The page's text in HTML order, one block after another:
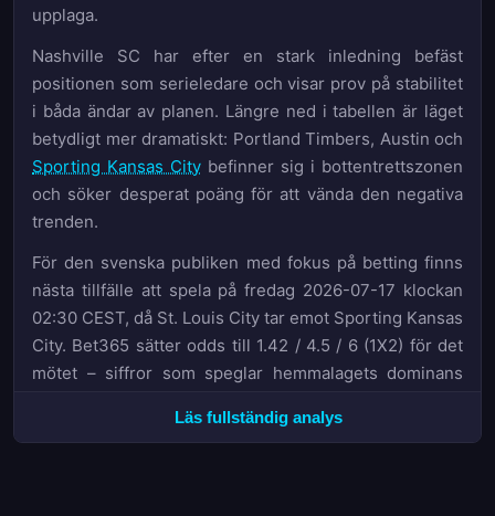
upplaga.
Nashville SC har efter en stark inledning befäst
positionen som serieledare och visar prov på stabilitet
i båda ändar av planen. Längre ned i tabellen är läget
betydligt mer dramatiskt: Portland Timbers, Austin och
Sporting Kansas City befinner sig i bottentrettszonen
och söker desperat poäng för att vända den negativa
trenden.
För den svenska publiken med fokus på betting finns
nästa tillfälle att spela på fredag 2026-07-17 klockan
02:30 CEST, då St. Louis City tar emot Sporting Kansas
City. Bet365 sätter odds till 1.42 / 4.5 / 6 (1X2) för det
mötet – siffror som speglar hemmalagets dominans
Läs fullständig analys